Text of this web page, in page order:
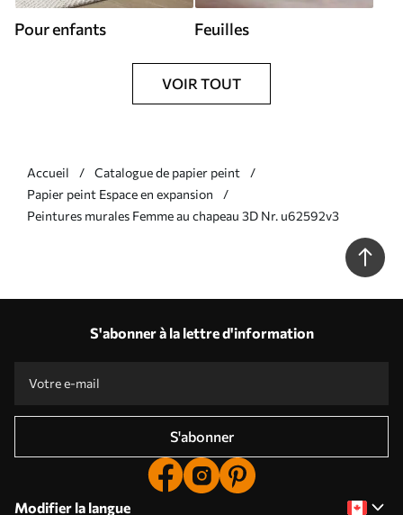
Pour enfants Feuilles
VOIR TOUT
Accueil
Catalogue de papier peint
Papier peint Espace en expansion
Peintures murales Femme au chapeau 3D Nr. u62592v3
S'abonner à la lettre d'information
S'abonner
Modifier la langue